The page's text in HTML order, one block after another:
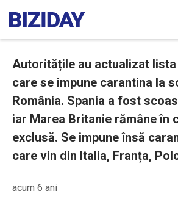
Autoritățile au actualizat
care se impune carantina la
România. Spania a fost
iar Marea Britanie rămâne în
exclusă. Se impune însă
care vin din Italia, Franța,
acum 6 ani